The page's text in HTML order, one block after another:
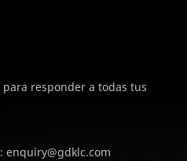
responder a todas tus
enquiry@gdklc.com